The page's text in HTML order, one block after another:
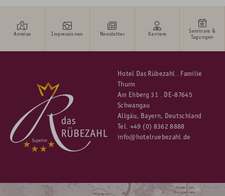
Anreise Impressionen Newsletter Karriere
Seminare &
Tagungen
Hotel Das Rübezahl . Familie
Thurm
Am Ehberg 31 . DE-87645
Schwangau
Allgäu, Bayern, Deutschland
Tel. +49 (0) 8362 8888
info@hotelruebezahl.de